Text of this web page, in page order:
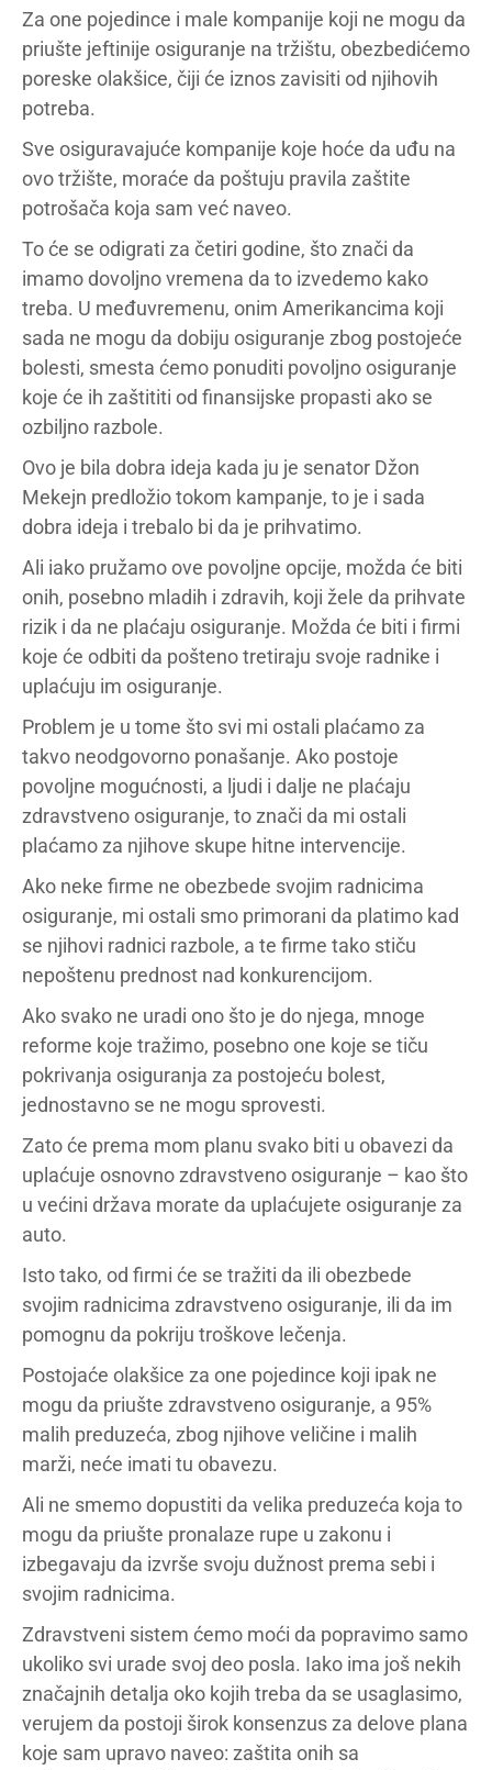
Za one pojedince i male kompanije koji ne mogu da
priušte jeftinije osiguranje na tržištu, obezbedićemo
poreske olakšice, čiji će iznos zavisiti od njihovih
potreba.
Sve osiguravajuće kompanije koje hoće da uđu na
ovo tržište, moraće da poštuju pravila zaštite
potrošača koja sam već naveo.
To će se odigrati za četiri godine, što znači da
imamo dovoljno vremena da to izvedemo kako
treba. U međuvremenu, onim Amerikancima koji
sada ne mogu da dobiju osiguranje zbog postojeće
bolesti, smesta ćemo ponuditi povoljno osiguranje
koje će ih zaštititi od finansijske propasti ako se
ozbiljno razbole.
Ovo je bila dobra ideja kada ju je senator Džon
Mekejn predložio tokom kampanje, to je i sada
dobra ideja i trebalo bi da je prihvatimo.
Ali iako pružamo ove povoljne opcije, možda će biti
onih, posebno mladih i zdravih, koji žele da prihvate
rizik i da ne plaćaju osiguranje. Možda će biti i firmi
koje će odbiti da pošteno tretiraju svoje radnike i
uplaćuju im osiguranje.
Problem je u tome što svi mi ostali plaćamo za
takvo neodgovorno ponašanje. Ako postoje
povoljne mogućnosti, a ljudi i dalje ne plaćaju
zdravstveno osiguranje, to znači da mi ostali
plaćamo za njihove skupe hitne intervencije.
Ako neke firme ne obezbede svojim radnicima
osiguranje, mi ostali smo primorani da platimo kad
se njihovi radnici razbole, a te firme tako stiču
nepoštenu prednost nad konkurencijom.
Ako svako ne uradi ono što je do njega, mnoge
reforme koje tražimo, posebno one koje se tiču
pokrivanja osiguranja za postojeću bolest,
jednostavno se ne mogu sprovesti.
Zato će prema mom planu svako biti u obavezi da
uplaćuje osnovno zdravstveno osiguranje – kao što
u većini država morate da uplaćujete osiguranje za
auto.
Isto tako, od firmi će se tražiti da ili obezbede
svojim radnicima zdravstveno osiguranje, ili da im
pomognu da pokriju troškove lečenja.
Postojaće olakšice za one pojedince koji ipak ne
mogu da priušte zdravstveno osiguranje, a 95%
malih preduzeća, zbog njihove veličine i malih
marži, neće imati tu obavezu.
Ali ne smemo dopustiti da velika preduzeća koja to
mogu da priušte pronalaze rupe u zakonu i
izbegavaju da izvrše svoju dužnost prema sebi i
svojim radnicima.
Zdravstveni sistem ćemo moći da popravimo samo
ukoliko svi urade svoj deo posla. Iako ima još nekih
značajnih detalja oko kojih treba da se usaglasimo,
verujem da postoji širok konsenzus za delove plana
koje sam upravo naveo: zaštita onih sa